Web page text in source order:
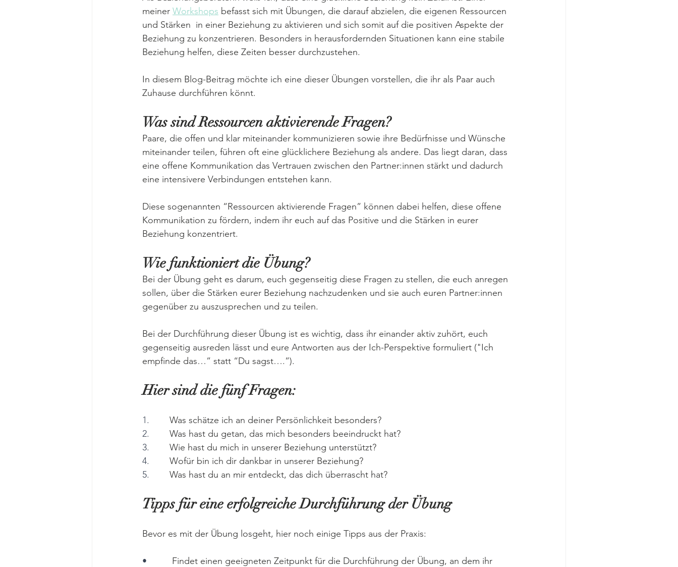
meiner Workshops befasst sich mit Übungen, die darauf abzielen, die eigenen Ressourcen
und Stärken  in einer Beziehung zu aktivieren und sich somit auf die positiven Aspekte der
Beziehung zu konzentrieren. Besonders in herausfordernden Situationen kann eine stabile
Beziehung helfen, diese Zeiten besser durchzustehen.
In diesem Blog-Beitrag möchte ich eine dieser Übungen vorstellen, die ihr als Paar auch
Zuhause durchführen könnt.
Was sind Ressourcen aktivierende Fragen?
Paare, die offen und klar miteinander kommunizieren sowie ihre Bedürfnisse und Wünsche
miteinander teilen, führen oft eine glücklichere Beziehung als andere. Das liegt daran, dass
eine offene Kommunikation das Vertrauen zwischen den Partner:innen stärkt und dadurch
eine intensivere Verbindungen entstehen kann.
Diese sogenannten “Ressourcen aktivierende Fragen” können dabei helfen, diese offene
Kommunikation zu fördern, indem ihr euch auf das Positive und die Stärken in eurer
Beziehung konzentriert.
Wie funktioniert die Übung?
Bei der Übung geht es darum, euch gegenseitig diese Fragen zu stellen, die euch anregen
sollen, über die Stärken eurer Beziehung nachzudenken und sie auch euren Partner:innen
gegenüber zu auszusprechen und zu teilen.
Bei der Durchführung dieser Übung ist es wichtig, dass ihr einander aktiv zuhört, euch
gegenseitig ausreden lässt und eure Antworten aus der Ich-Perspektive formuliert ("Ich
empfinde das…” statt “Du sagst….”).
Hier sind die fünf Fragen:
1. Was schätze ich an deiner Persönlichkeit besonders?
2. Was hast du getan, das mich besonders beeindruckt hat?
3. Wie hast du mich in unserer Beziehung unterstützt?
4. Wofür bin ich dir dankbar in unserer Beziehung?
5. Was hast du an mir entdeckt, das dich überrascht hat?
Tipps für eine erfolgreiche Durchführung der Übung
Bevor es mit der Übung losgeht, hier noch einige Tipps aus der Praxis:
• Findet einen geeigneten Zeitpunkt für die Durchführung der Übung, an dem ihr